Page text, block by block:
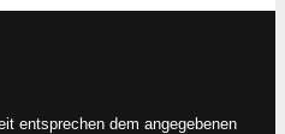
entsprechen dem angegebenen